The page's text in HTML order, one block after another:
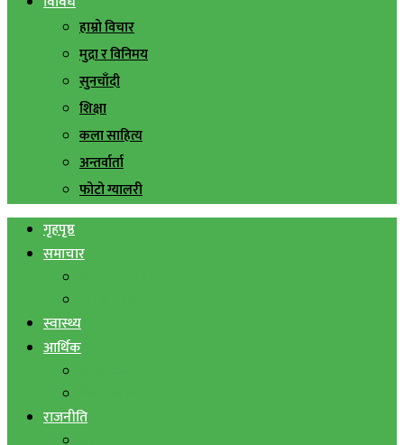
हाम्रो विचार
मुद्रा र विनिमय
सुनचाँदी
शिक्षा
कला साहित्य
अन्तर्वार्ता
फोटो ग्यालरी
गृहपृष्ठ
समाचार
स्वास्थ्य
आर्थिक
राजनीति